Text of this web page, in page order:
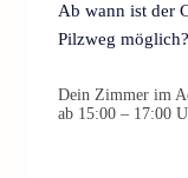
Ab wann ist der
Pilzweg möglich?
Dein Zimmer im
ab 15:00 – 17:00